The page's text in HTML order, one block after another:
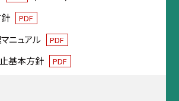
PDF
ニュアル PDF
基本方針 PDF